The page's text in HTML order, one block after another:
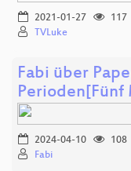
2021-01-27
117
TVLuke
Fabi über
Perioden[Fünf
2024-04-10
108
Fabi